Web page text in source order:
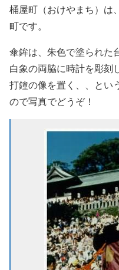
桶屋町（おけやまち）は
町です。
傘鉾は、朱色で塗られた
白象の両脇に時計を彫刻
打鐘の像を置く、、とい
ので写真でどうぞ！